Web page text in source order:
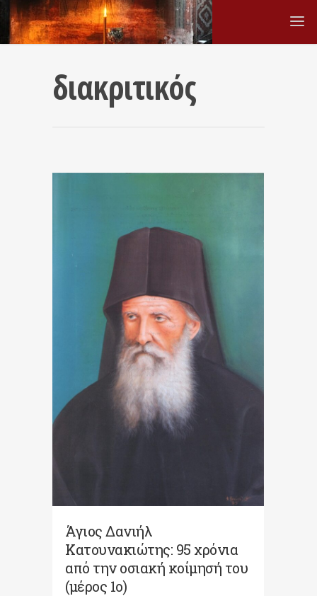
διακριτικός
Άγιος Δανιήλ
Κατουνακιώτης: 95 χρόνια
από την οσιακή κοίμησή του
(μέρος 1ο)